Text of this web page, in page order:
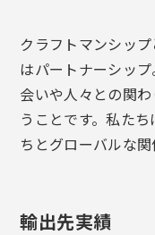
クラフトマンシッ
はパートナーシッ
会いや人々との関
うことです。私た
ちとグローバルな関
輸出先実績